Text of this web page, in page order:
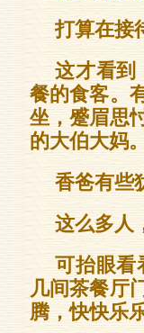
打算在接
这才看到
餐的食客。
坐，蹙眉思
的大伯大妈
香爸有些
这么多人
可抬眼看
几间茶餐厅
腾，快快乐